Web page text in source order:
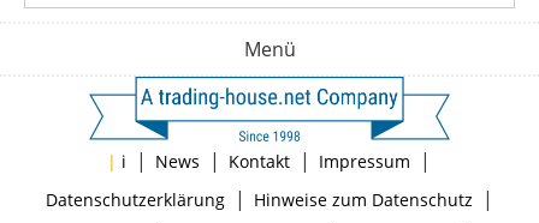
Menü
| i | News | Kontakt | Impressum |
Datenschutzerklärung| Hinweise zum Datenschutz |